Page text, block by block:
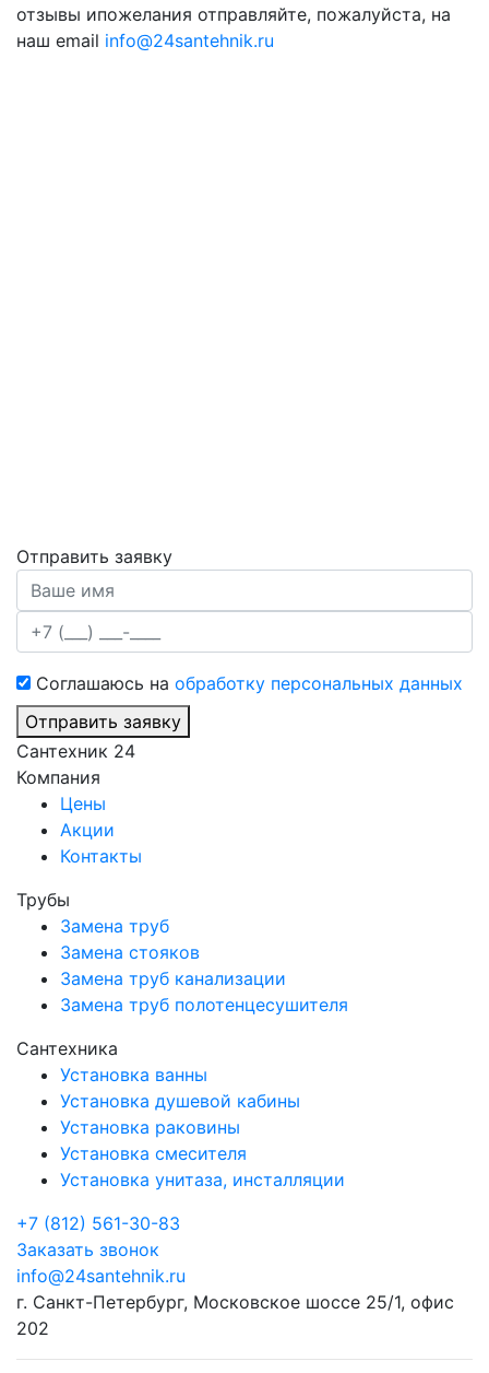
отзывы ипожелания отправляйте, пожалуйста, на
наш email info@24santehnik.ru
Отправить заявку
Соглашаюсь на обработку персональных данных
Отправить заявку
Сантехник 24
Компания
Цены
Акции
Контакты
Трубы
Замена труб
Замена стояков
Замена труб канализации
Замена труб полотенцесушителя
Сантехника
Установка ванны
Установка душевой кабины
Установка раковины
Установка смесителя
Установка унитаза, инсталляции
+7 (812) 561-30-83
Заказать звонок
info@24santehnik.ru
г. Санкт-Петербург, Московское шоссе 25/1, офис
202